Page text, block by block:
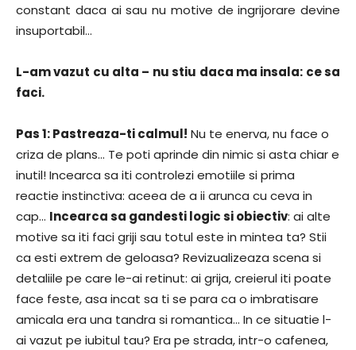
constant daca ai sau nu motive de ingrijorare devine
insuportabil…
L-am vazut cu alta – nu stiu daca ma insala: ce sa
faci.
Pas 1: Pastreaza-ti calmul! Nu te enerva, nu face o
criza de plans… Te poti aprinde din nimic si asta chiar e
inutil! Incearca sa iti controlezi emotiile si prima
reactie instinctiva: aceea de a ii arunca cu ceva in
cap… Incearca sa gandesti logic si obiectiv: ai alte
motive sa iti faci griji sau totul este in mintea ta? Stii
ca esti extrem de geloasa? Revizualizeaza scena si
detaliile pe care le-ai retinut: ai grija, creierul iti poate
face feste, asa incat sa ti se para ca o imbratisare
amicala era una tandra si romantica… In ce situatie l-
ai vazut pe iubitul tau? Era pe strada, intr-o cafenea,